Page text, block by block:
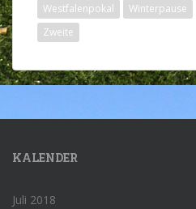
Westfalenpokal
Winterpause
Zweite
KALENDER
Juli 2018